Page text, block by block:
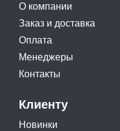
О компании
Заказ и доставка
Оплата
Менеджеры
Контакты
Клиенту
Новинки